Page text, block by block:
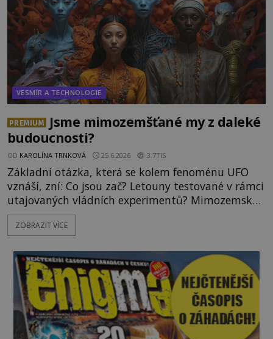
VESMÍR A TECHNOLOGIE
PREMIUM
Jsme mimozemšťané my z daleké
budoucnosti?
OD KAROLÍNA TRNKOVÁ 25.6.2026 3.7TIS
Základní otázka, která se kolem fenoménu UFO
vznáší, zní: Co jsou zač? Letouny testované v rámci
utajovaných vládních experimentů? Mimozemské
vesmírné lodě plnící na Zemi nám neznámý úkol?
Skokani mezi dimenzemi, putující po mostech
možnostech již desítky let vzrušeně diskutují
vědci, ufologo
ZOBRAZIT VÍCE